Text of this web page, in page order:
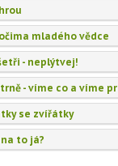
mladého vědce
- neplýtvej!
- víme co a víme
se zvířátky
to já?